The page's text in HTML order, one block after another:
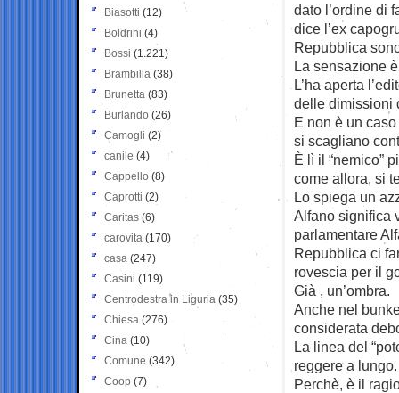
dato l’ordine di
dice l’ex
Repubblica
La sensazione
L’ha aperta
delle dimissioni
E non è un
si scagliano
È lì il “nemico”
come allora, si
Lo spiega un
Alfano significa
parlamentare
Repubblica ci
rovescia per il
Già , un’ombra.
Anche nel
considerata
La linea del
reggere a lungo.
Perchè, è il
Biasotti (12)
Boldrini (4)
Bossi (1.221)
Brambilla (38)
Brunetta (83)
Burlando (26)
Camogli (2)
canile (4)
Cappello (8)
Caprotti (2)
Caritas (6)
carovita (170)
casa (247)
Casini (119)
Centrodestra in Liguria (35)
Chiesa (276)
Cina (10)
Comune (342)
Coop (7)